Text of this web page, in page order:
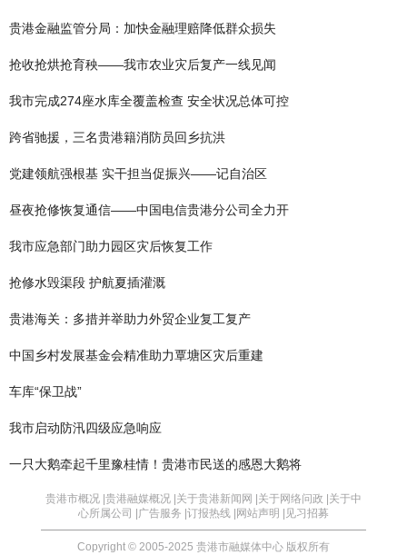
贵港金融监管分局：加快金融理赔降低群众损失
抢收抢烘抢育秧——我市农业灾后复产一线见闻
我市完成274座水库全覆盖检查 安全状况总体可控
跨省驰援，三名贵港籍消防员回乡抗洪
党建领航强根基 实干担当促振兴——记自治区
昼夜抢修恢复通信——中国电信贵港分公司全力开
我市应急部门助力园区灾后恢复工作
抢修水毁渠段 护航夏插灌溉
贵港海关：多措并举助力外贸企业复工复产
中国乡村发展基金会精准助力覃塘区灾后重建
车库“保卫战”
我市启动防汛四级应急响应
一只大鹅牵起千里豫桂情！贵港市民送的感恩大鹅将
贵港市概况 | 贵港融媒概况 | 关于贵港新闻网 | 关于网络问政 | 关于中
心所属公司 | 广告服务 | 订报热线 | 网站声明 | 见习招募
Copyright © 2005-2025 贵港市融媒体中心 版权所有